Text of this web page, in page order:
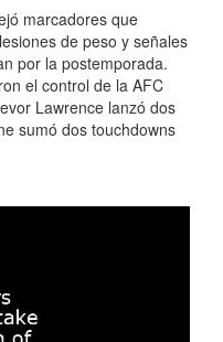
marcadores que
de peso y señales
por la postemporada.
el control de la AFC
Lawrence lanzó dos
sumó dos touchdowns